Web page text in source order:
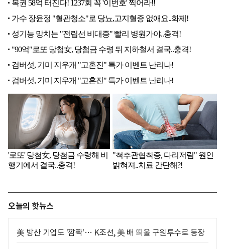
오늘의 핫뉴스
美 방산 기업도 '깜짝'… K조선, 美 배 띄울 구원투수로 등장